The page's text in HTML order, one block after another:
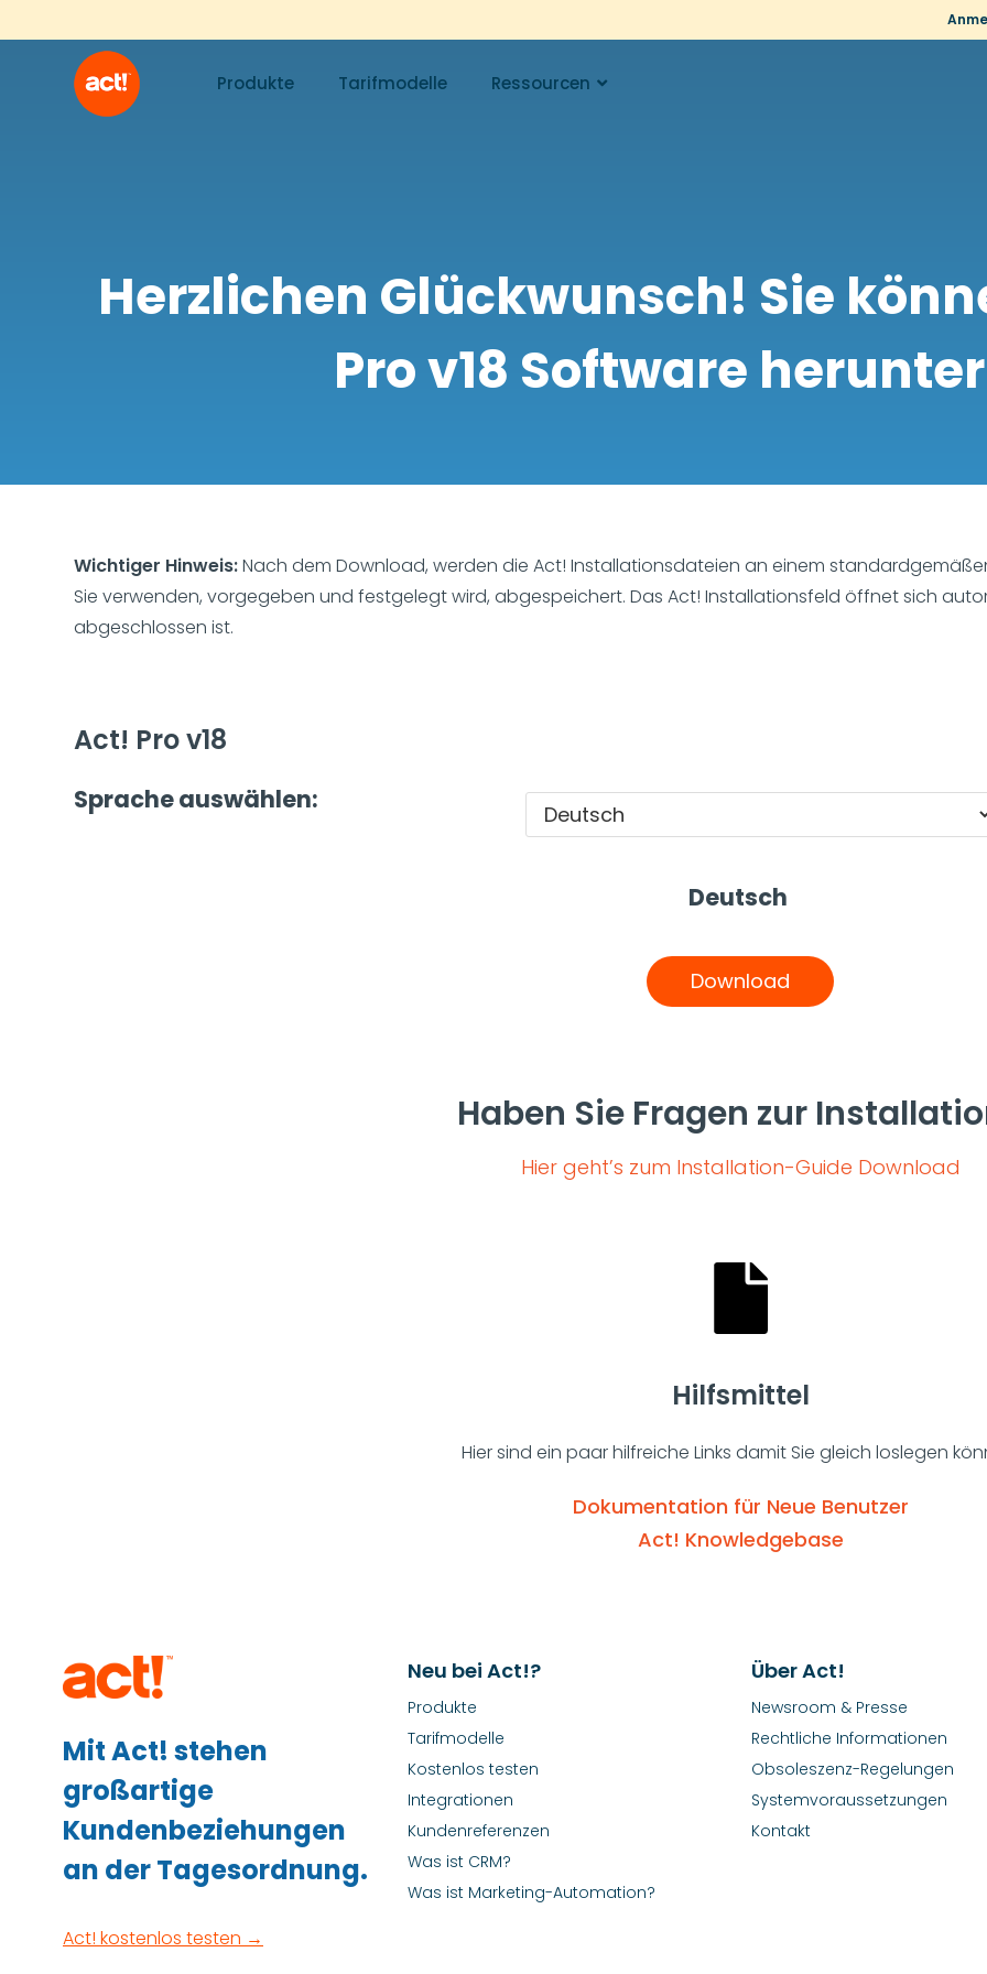
Produkte Tarifmodelle Ressourcen
Herzlichen Glückwunsch! Sie
Pro v18 Software
Wichtiger Hinweis:Nach dem Download, werden die Act! Installationsdateien an einem
Sie verwenden, vorgegeben und festgelegt wird, abgespeichert. Das Act! Installationsfeld öffnet sich
abgeschlossen ist.
Act! Pro v18
Sprache auswählen:
Deutsch
Download
Haben Sie Fragen zur
Hier geht’s zum Installation-Guide Download
Hilfsmittel
Hier sind ein paar hilfreiche Links damit Sie gleich loslegen
Dokumentation für Neue Benutzer
Act! Knowledgebase
Mit Act! stehen
großartige
Kundenbeziehungen
an der Tagesordnung.
Act! kostenlos testen →
Neu bei Act!?
Produkte
Tarifmodelle
Kostenlos testen
Integrationen
Kundenreferenzen
Was ist CRM?
Was ist Marketing-Automation?
Über Act!
Newsroom & Presse
Rechtliche Informationen
Obsoleszenz-Regelungen
Systemvoraussetzungen
Kontakt